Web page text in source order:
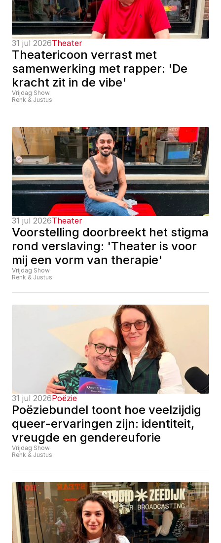
31 jul 2026Theater
Theatericoon verrast met
samenwerking met rapper: 'De
kracht zit in de vibe'
Vrijdag Show
Renk & Justus
31 jul 2026Theater
Voorstelling doorbreekt het stigma
rond verslaving: 'Theater is voor
mij een vorm van therapie'
Vrijdag Show
Renk & Justus
31 jul 2026Poëzie
Poëziebundel toont hoe veelzijdig
queer-ervaringen zijn: identiteit,
vreugde en gendereuforie
Vrijdag Show
Renk & Justus